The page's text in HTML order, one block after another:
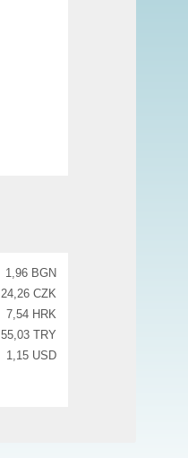
1,96 BGN
24,26 CZK
7,54 HRK
55,03 TRY
1,15 USD